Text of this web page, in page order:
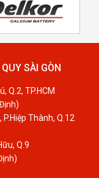
SÀI GÒN
Q.2, TP.HCM
P.Hiệp Thành, Q.12
Q.9